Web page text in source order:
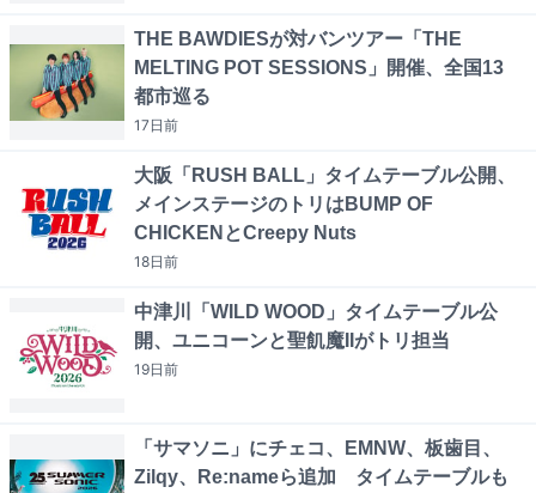
THE BAWDIESが対バンツアー「THE
MELTING POT SESSIONS」開催、全国13
都市巡る
17日前
大阪「RUSH BALL」タイムテーブル公開、
メインステージのトリはBUMP OF
CHICKENとCreepy Nuts
18日前
中津川「WILD WOOD」タイムテーブル公
開、ユニコーンと聖飢魔IIがトリ担当
19日前
「サマソニ」にチェコ、EMNW、板歯目、
Zilqy、Re:nameら追加 タイムテーブルも